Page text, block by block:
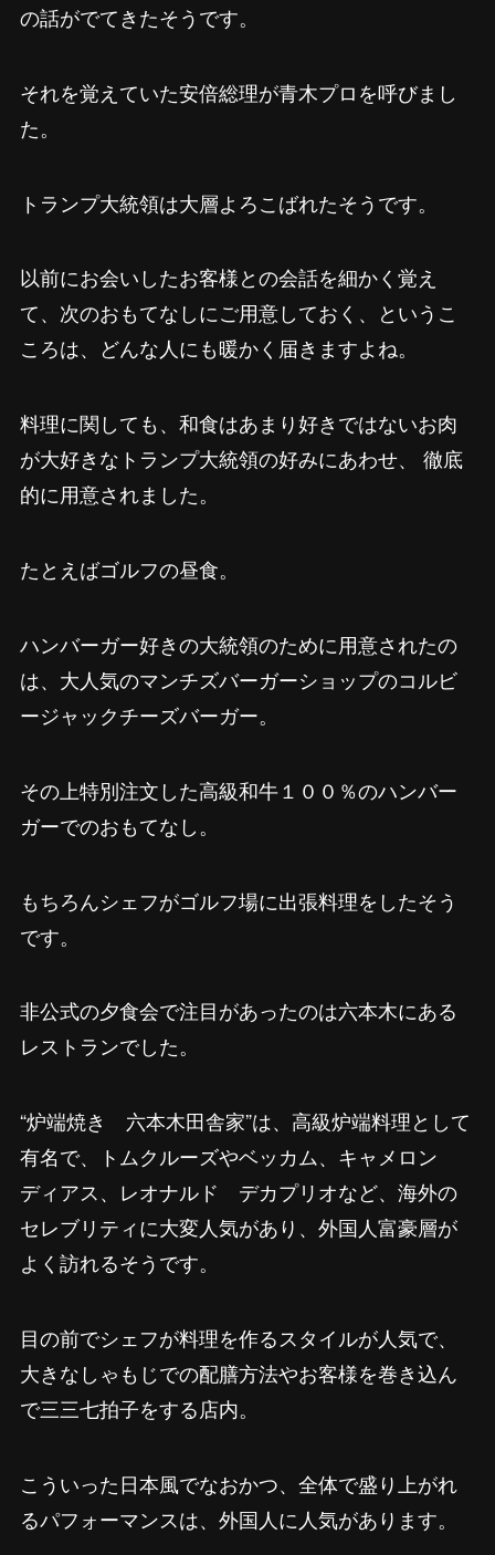
の話がでてきたそうです。
それを覚えていた安倍総理が青木プロを呼びまし
た。
トランプ大統領は大層よろこばれたそうです。
以前にお会いしたお客様との会話を細かく覚え
て、次のおもてなしにご用意しておく、というこ
ころは、どんな人にも暖かく届きますよね。
料理に関しても、和食はあまり好きではないお肉
が大好きなトランプ大統領の好みにあわせ、 徹底
的に用意されました。
たとえばゴルフの昼食。
ハンバーガー好きの大統領のために用意されたの
は、大人気のマンチズバーガーショップのコルビ
ージャックチーズバーガー。
その上特別注文した高級和牛１００％のハンバー
ガーでのおもてなし。
もちろんシェフがゴルフ場に出張料理をしたそう
です。
非公式の夕食会で注目があったのは六本木にある
レストランでした。
“炉端焼き 六本木田舎家”は、高級炉端料理として
有名で、トムクルーズやベッカム、キャメロン
ディアス、レオナルド デカプリオなど、海外の
セレブリティに大変人気があり、外国人富豪層が
よく訪れるそうです。
目の前でシェフが料理を作るスタイルが人気で、
大きなしゃもじでの配膳方法やお客様を巻き込ん
で三三七拍子をする店内。
こういった日本風でなおかつ、全体で盛り上がれ
るパフォーマンスは、外国人に人気があります。